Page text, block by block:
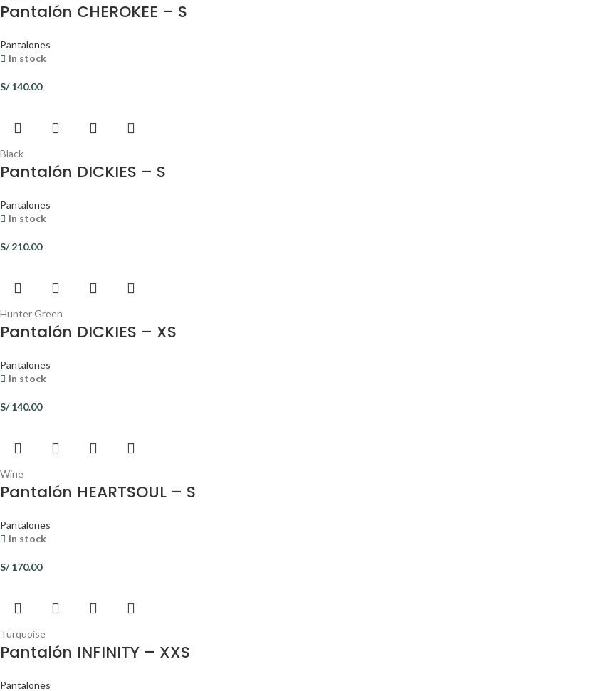
Pantalón CHEROKEE – S
Pantalones
In stock
S/140.00
Black
Pantalón DICKIES – S
Pantalones
In stock
S/210.00
Hunter Green
Pantalón DICKIES – XS
Pantalones
In stock
S/140.00
Wine
Pantalón HEARTSOUL – S
Pantalones
In stock
S/170.00
Turquoise
Pantalón INFINITY – XXS
Pantalones